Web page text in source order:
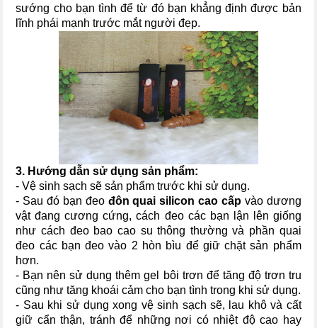
sướng cho bạn tình để từ đó bạn khẳng định được bản
lĩnh phái mạnh trước mắt người đẹp.
3. Hướng dẫn sử dụng sản phẩm:
- Vệ sinh sạch sẽ sản phẩm trước khi sử dụng.
- Sau đó bạn đeođôn quai silicon cao cấpvào dương
vật đang cương cứng, cách đeo các bạn lận lên giống
như cách đeo bao cao su thông thường và phần quai
đeo các bạn đeo vào 2 hòn bìu để giữ chặt sản phẩm
hơn.
- Bạn nên sử dụng thêm gel bôi trơn để tăng độ trơn tru
cũng như tăng khoái cảm cho bạn tình trong khi sử dụng.
- Sau khi sử dụng xong vệ sinh sạch sẽ, lau khô và cất
giữ cẩn thận, tránh để những nơi có nhiệt độ cao hay